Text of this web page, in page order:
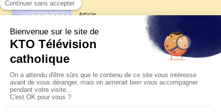
Article
Les reportages d'été 2026 de KTO
La visite pastorale du pape Léon
XIV à Assise à suivre sur KTO le
jeudi 6 août